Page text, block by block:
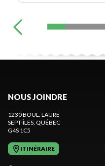
NOUS JOINDRE
1230 BOUL. LAURE
SEPT-ÎLES, QUÉBEC
G4S 1C5
ITINÉRAIRE